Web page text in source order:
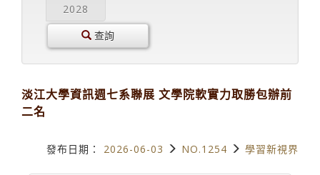
2028
查詢
淡江大學資訊週七系聯展 文學院軟實力取勝包辦前
二名
發布日期： 2026-06-03 NO.1254 學習新視界